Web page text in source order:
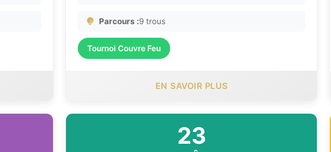
Parcours :9 trous
Tournoi Couvre Feu
EN SAVOIR PLUS
23